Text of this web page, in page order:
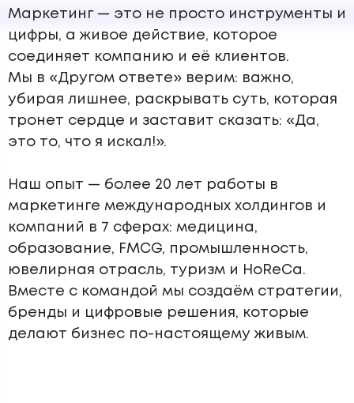
Маркетинг — это не просто инструменты и
цифры, а живое действие, которое
соединяет компанию и её клиентов.
Мы в «Другом ответе» верим: важно,
убирая лишнее, раскрывать суть, которая
тронет сердце и заставит сказать: «Да,
это то, что я искал!».
Наш опыт — более 20 лет работы в
маркетинге международных холдингов и
компаний в 7 сферах: медицина,
образование, FMCG, промышленность,
ювелирная отрасль, туризм и HoReCa.
Вместе с командой мы создаём стратегии,
бренды и цифровые решения, которые
делают бизнес по-настоящему живым.